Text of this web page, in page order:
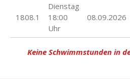
1808.1
Dienstag
18:00
Uhr
08.09.2026
Keine Schwimmstunden in